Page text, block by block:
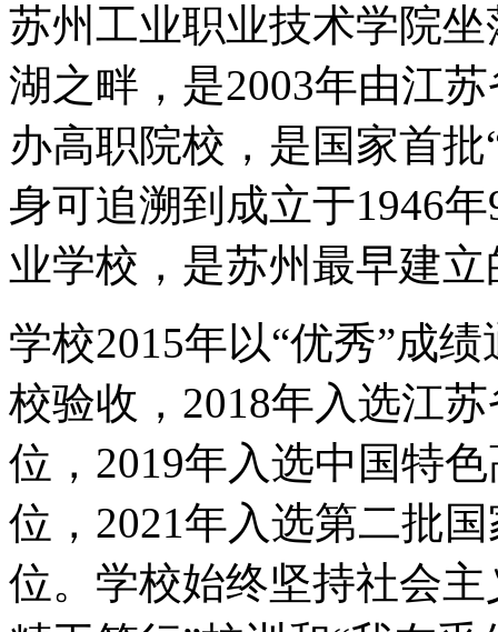
苏州工业职业技术学院
湖之畔，是2003年由江
办高职院校，是国家首
身可追溯到成立于1946
业学校，是苏州最早建
学校2015年以“优秀”成
校验收，2018年入选江
位，2019年入选中国特
位，2021年入选第二批
位。学校始终坚持社会